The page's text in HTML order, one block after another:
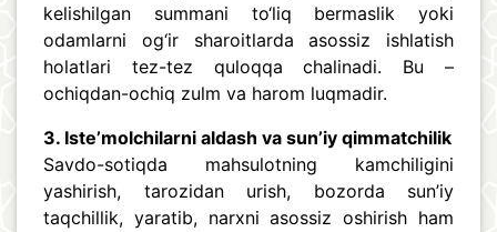
kelishilgan summani to‘liq bermaslik yoki
odamlarni og‘ir sharoitlarda asossiz ishlatish
holatlari tez-tez quloqqa chalinadi. Bu –
ochiqdan-ochiq zulm va harom luqmadir.
3. Iste’molchilarni aldash va sun’iy qimmatchilik
Savdo-sotiqda mahsulotning kamchiligini
yashirish, tarozidan urish, bozorda sun’iy
taqchillik, yaratib, narxni asossiz oshirish ham